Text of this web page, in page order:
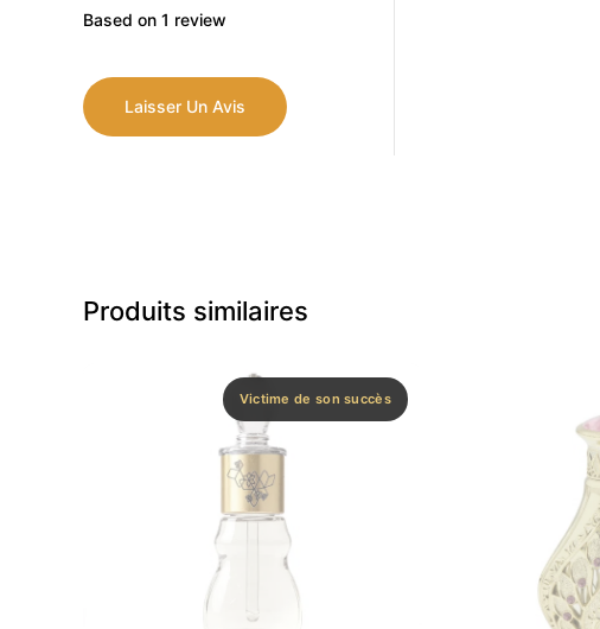
Based on 1 review
Laisser Un Avis
Produits similaires
Victime de son succès